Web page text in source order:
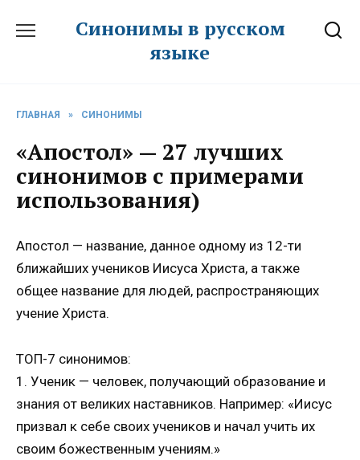
Синонимы в русском
языке
ГЛАВНАЯ » СИНОНИМЫ
«Апостол» — 27 лучших
синонимов с примерами
использования)
Апостол — название, данное одному из 12-ти
ближайших учеников Иисуса Христа, а также
общее название для людей, распространяющих
учение Христа.
ТОП-7 синонимов:
1. Ученик — человек, получающий образование и
знания от великих наставников. Например: «Иисус
призвал к себе своих учеников и начал учить их
своим божественным учениям.»